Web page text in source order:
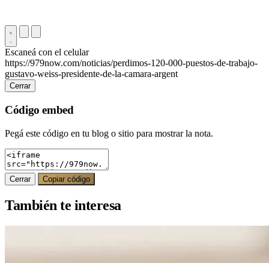
Escaneá con el celular
https://979now.com/noticias/perdimos-120-000-puestos-de-trabajo-
gustavo-weiss-presidente-de-la-camara-argent
Cerrar
Código embed
Pegá este código en tu blog o sitio para mostrar la nota.
Cerrar Copiar código
También te interesa